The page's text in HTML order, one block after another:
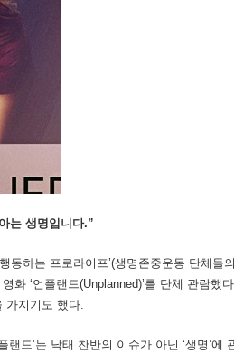
는 생명입니다.”
동하는 프로라이프’(생명존중운동 단체들
화 ‘언플랜드(Unplanned)’를 단체 관람
가지기도 했다.
랜드’는 낙태 찬반의 이슈가 아닌 ‘생명’